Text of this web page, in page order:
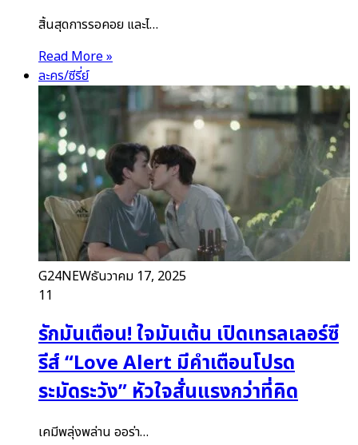
สิ้นสุดการรอคอย และไ…
Read More »
ละคร/ซีรี่ย์
G24NEWธันวาคม 17, 2025
11
รักมันเตือน! ใจมันเต้น เปิดเทรลเลอร์ซี
รีส์ “Love Alert มีคำเตือนโปรด
ระมัดระวัง” หัวใจสั่นแรงกว่าที่คิด
เคมีพลุ่งพล่าน ออร่า…